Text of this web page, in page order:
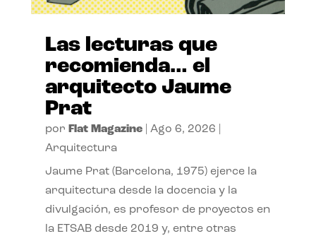
Las lecturas que
recomienda… el
arquitecto Jaume
Prat
por Flat Magazine| Ago 6, 2026
Arquitectura
Jaume Prat (Barcelona, 1975) ejerce la
arquitectura desde la docencia y la
divulgación, es profesor de proyectos en
la ETSAB desde 2019 y, entre otras